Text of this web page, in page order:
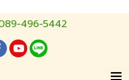
496-5442